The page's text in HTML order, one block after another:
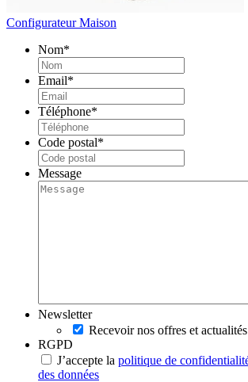
Configurateur Maison
Nom*
Email*
Téléphone*
Code postal*
Message
Newsletter
Recevoir nos offres et actualités
RGPD
J’accepte la politique de
des données